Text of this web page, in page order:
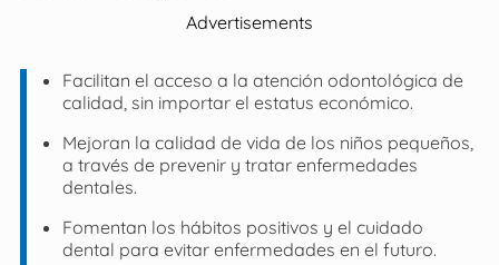
Advertisements
Facilitan el acceso a la atención odontológica de
calidad, sin importar el estatus económico.
Mejoran la calidad de vida de los niños pequeños,
a través de prevenir y tratar enfermedades
dentales.
Fomentan los hábitos positivos y el cuidado
dental para evitar enfermedades en el futuro.